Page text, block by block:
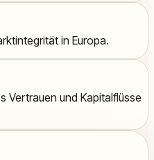
in Europa.
Vertrauen und Kapitalflüsse